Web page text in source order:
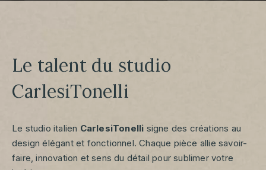
Le talent du studio
CarlesiTonelli
Le studio italien CarlesiTonelli signe des créations au
design élégant et fonctionnel. Chaque pièce allie savoir-
faire, innovation et sens du détail pour sublimer votre